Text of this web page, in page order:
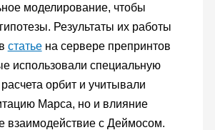
моделирование, чтобы
Результаты их работы
статьена сервере препринтов
использовали специальную
орбит и учитывали
Марса, но и влияние
взаимодействие с Деймосом.